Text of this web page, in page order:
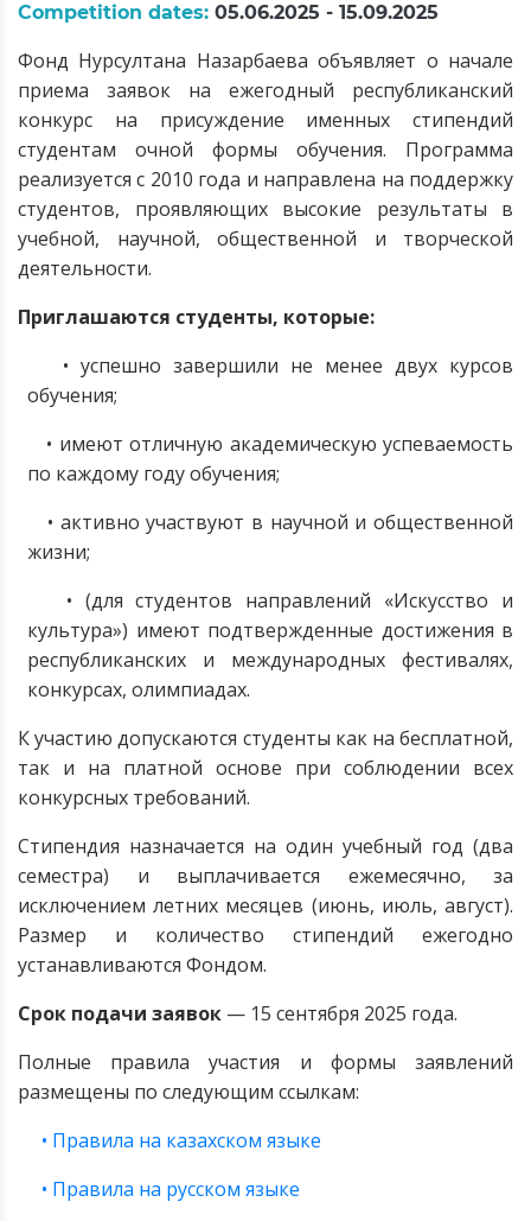
Competition dates: 05.06.2025 - 15.09.2025
Фонд Нурсултана Назарбаева объявляет о начале
приема заявок на ежегодный республиканский
конкурс на присуждение именных стипендий
студентам очной формы обучения. Программа
реализуется с 2010 года и направлена на поддержку
студентов, проявляющих высокие результаты в
учебной, научной, общественной и творческой
деятельности.
Приглашаются студенты, которые:
• успешно завершили не менее двух курсов
обучения;
• имеют отличную академическую успеваемость
по каждому году обучения;
• активно участвуют в научной и общественной
жизни;
• (для студентов направлений «Искусство и
культура») имеют подтвержденные достижения в
республиканских и международных фестивалях,
конкурсах, олимпиадах.
К участию допускаются студенты как на бесплатной,
так и на платной основе при соблюдении всех
конкурсных требований.
Стипендия назначается на один учебный год (два
семестра) и выплачивается ежемесячно, за
исключением летних месяцев (июнь, июль, август).
Размер и количество стипендий ежегодно
устанавливаются Фондом.
Срок подачи заявок — 15 сентября 2025 года.
Полные правила участия и формы заявлений
размещены по следующим ссылкам:
• Правила на казахском языке
• Правила на русском языке